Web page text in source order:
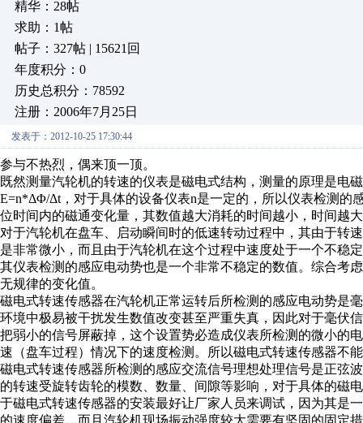
精华：28帖
求助：1帖
帖子：327帖 | 15621回
年度积分：0
历史总积分：78592
注册：2006年7月25日
发表于：2012-10-25 17:30:44
参与不热烈，偶来顶一顶。
既然测量汽轮机的转速的仪表是磁电式结构，测量的原理是电
E=n*ΔΦ/Δt，对于具体的设备仪表n是一定的，所以仪表检测
位时间内的磁通变化量，其数值越大消耗的时间越小，时间越
对于汽轮机在盘车、启动瞬间时的低速转动过程中，其由于转
是非常微小，而且由于汽轮机在这个过程中速度处于一个不稳
其仪表检测的感应电动势也是一个非常不稳定的数值。综合考
无规律的变化值。
磁电式转速传感器在汽轮机正常运转后所检测的感应电动势是
环境中极易被干扰发生数值改变甚至严重失真，因此对于毫伏
把弱小的信号屏蔽掉，这个设置势必造成仪表所检测的微小的
速（盘车过程）情况下的速度检测。所以磁电式转速传感器不
磁电式转速传感器所检测的感应交流信号理想处理信号是正弦
的转速受旋转齿轮的模数、数量、间隙等影响，对于具体的磁
于磁电式转速传感器的安装最好让厂家人员来调试，因为其是
的速度偏差，而且汽轮机现场振动强度较大需要有坚固的固定